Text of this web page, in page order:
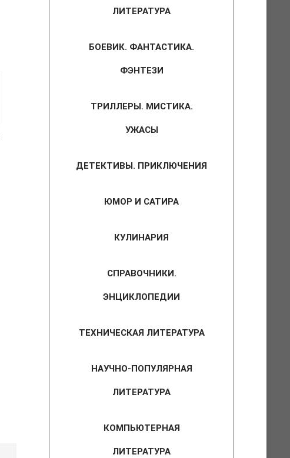
ЛИТЕРАТУРА
БОЕВИК. ФАНТАСТИКА.
ФЭНТЕЗИ
ТРИЛЛЕРЫ. МИСТИКА.
УЖАСЫ
ДЕТЕКТИВЫ. ПРИКЛЮЧЕНИЯ
ЮМОР И САТИРА
КУЛИНАРИЯ
СПРАВОЧНИКИ.
ЭНЦИКЛОПЕДИИ
ТЕХНИЧЕСКАЯ ЛИТЕРАТУРА
НАУЧНО-ПОПУЛЯРНАЯ
ЛИТЕРАТУРА
КОМПЬЮТЕРНАЯ
ЛИТЕРАТУРА